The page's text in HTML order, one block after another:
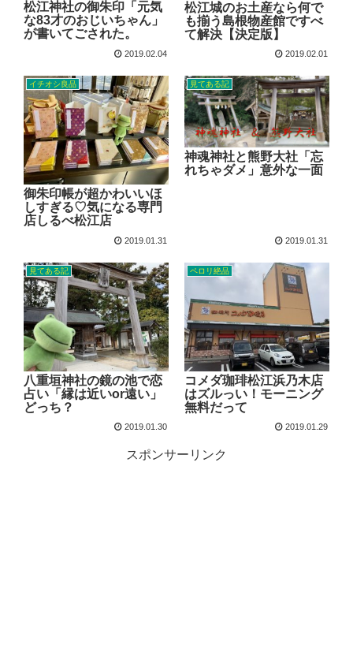
松江神社の御朱印「元気
な83才のおじいちゃん」
が書いてごされた。
2019.02.04
松江城のお土産なら何で
も揃う島根物産館ですべ
て解決【決定版】
2019.02.01
イチオシ良品
御朱印帳が超かわいいほ
しすぎる♡気になる専門
店しるべ松江店
2019.01.31
見てある記
神魂神社と熊野大社「忘
れちゃダメ」意外な一面
2019.01.31
見てある記
八重垣神社の鏡の池で恋
占い「縁は近いor遠い」
どっち？
2019.01.30
ペロリ絶品
コメダ珈琲松江浜乃木店
はズルっい！モーニング
無料だって
2019.01.29
スポンサーリンク